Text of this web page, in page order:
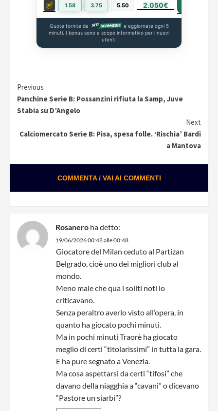
1.58 3.75 5.50 2.050€
Quote fornite da
e aggiornate ogni 5
minuti. I bonus sono a scopo informativo per i nuovi
utenti.
Continue
Reading
Previous
Panchine Serie B: Possanzini rifiuta la Samp, Juve
Stabia su D’Angelo
Next
Calciomercato Serie B: Pisa, spesa folle. ‘Rischia’ Bardi
a Mantova
COMMENTA / VAI AI COMMENTI
Rosanero ha detto:
19/06/2026 00:48 alle 00:48
Giocatore del Milan ceduto al Partizan
Belgrado, cioè uno dei migliori club al
mondo.
Meno male che qua i soliti noti lo
criticavano.
Senza peraltro averlo visto all’opera, in
quanto ha giocato pochi minuti.
Ma in pochi minuti Traorè ha giocato
meglio di certi “titolarissimi” in tutta la gara.
E ha pure segnato a Venezia.
Ma cosa aspettarsi da certi “tifosi” che
davano della niagghia a “cavani” o dicevano
“Pastore un siarbi”?